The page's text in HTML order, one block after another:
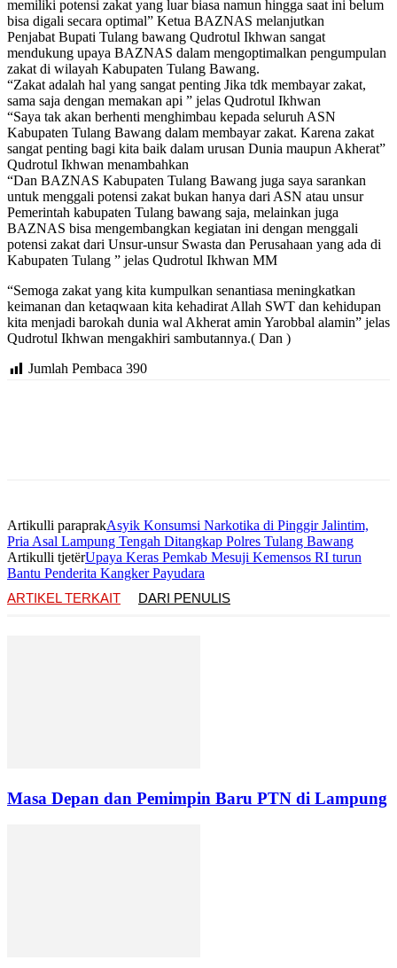
memiliki potensi zakat yang luar biasa namun hingga saat ini belum
bisa digali secara optimal” Ketua BAZNAS melanjutkan
Penjabat Bupati Tulang bawang Qudrotul Ikhwan sangat
mendukung upaya BAZNAS dalam mengoptimalkan pengumpulan
zakat di wilayah Kabupaten Tulang Bawang.
“Zakat adalah hal yang sangat penting Jika tdk membayar zakat,
sama saja dengan memakan api ” jelas Qudrotul Ikhwan
“Saya tak akan berhenti menghimbau kepada seluruh ASN
Kabupaten Tulang Bawang dalam membayar zakat. Karena zakat
sangat penting bagi kita baik dalam urusan Dunia maupun Akherat”
Qudrotul Ikhwan menambahkan
“Dan BAZNAS Kabupaten Tulang Bawang juga saya sarankan
untuk menggali potensi zakat bukan hanya dari ASN atau unsur
Pemerintah kabupaten Tulang bawang saja, melainkan juga
BAZNAS bisa mengembangkan kegiatan ini dengan menggali
potensi zakat dari Unsur-unsur Swasta dan Perusahaan yang ada di
Kabupaten Tulang ” jelas Qudrotul Ikhwan MM
“Semoga zakat yang kita kumpulkan senantiasa meningkatkan
keimanan dan ketaqwaan kita kehadirat Allah SWT dan kehidupan
kita menjadi barokah dunia wal Akherat amin Yarobbal alamin” jelas
Qudrotul Ikhwan mengakhiri sambutannya.( Dan )
Jumlah Pembaca 390
Artikulli paraprakAsyik Konsumsi Narkotika di Pinggir Jalintim,
Pria Asal Lampung Tengah Ditangkap Polres Tulang Bawang
Artikulli tjetërUpaya Keras Pemkab Mesuji Kemensos RI turun
Bantu Penderita Kangker Payudara
ARTIKEL TERKAIT
DARI PENULIS
Masa Depan dan Pemimpin Baru PTN di Lampung